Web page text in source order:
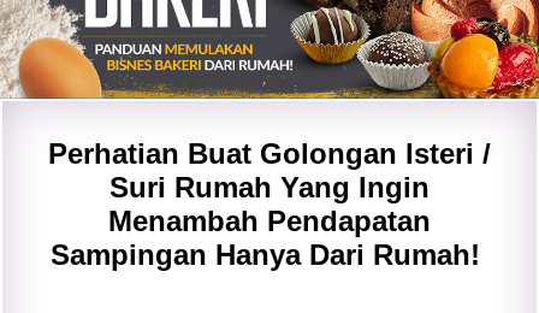
Perhatian Buat Golongan Isteri /
Suri Rumah Yang Ingin
Menambah Pendapatan
Sampingan Hanya Dari Rumah!